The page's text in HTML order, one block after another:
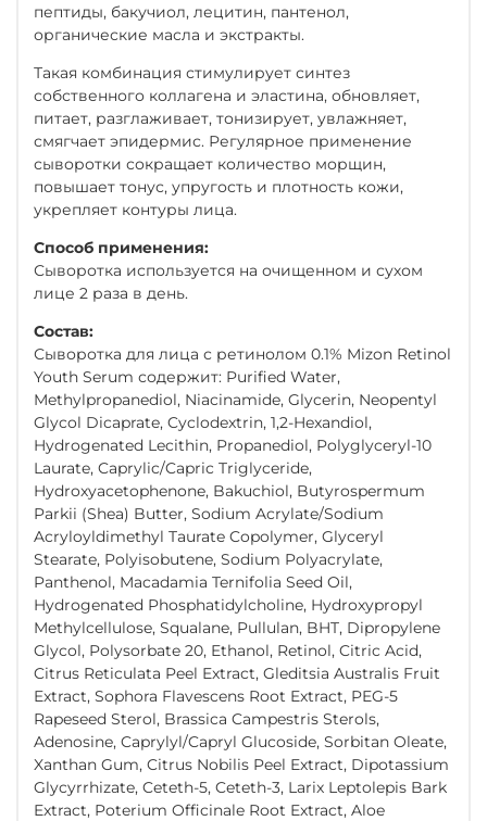
пептиды, бакучиол, лецитин, пантенол,
органические масла и экстракты.
Такая комбинация стимулирует синтез
собственного коллагена и эластина, обновляет,
питает, разглаживает, тонизирует, увлажняет,
смягчает эпидермис. Регулярное применение
сыворотки сокращает количество морщин,
повышает тонус, упругость и плотность кожи,
укрепляет контуры лица.
Способ применения:
Сыворотка используется на очищенном и сухом
лице 2 раза в день.
Состав:
Сыворотка для лица с ретинолом 0.1% Mizon Retinol
Youth Serum содержит: Purified Water,
Methylpropanediol, Niacinamide, Glycerin, Neopentyl
Glycol Dicaprate, Cyclodextrin, 1,2-Hexandiol,
Hydrogenated Lecithin, Propanediol, Polyglyceryl-10
Laurate, Caprylic/Capric Triglyceride,
Hydroxyacetophenone, Bakuchiol, Butyrospermum
Parkii (Shea) Butter, Sodium Acrylate/Sodium
Acryloyldimethyl Taurate Copolymer, Glyceryl
Stearate, Polyisobutene, Sodium Polyacrylate,
Panthenol, Macadamia Ternifolia Seed Oil,
Hydrogenated Phosphatidylcholine, Hydroxypropyl
Methylcellulose, Squalane, Pullulan, BHT, Dipropylene
Glycol, Polysorbate 20, Ethanol, Retinol, Citric Acid,
Citrus Reticulata Peel Extract, Gleditsia Australis Fruit
Extract, Sophora Flavescens Root Extract, PEG-5
Rapeseed Sterol, Brassica Campestris Sterols,
Adenosine, Caprylyl/Capryl Glucoside, Sorbitan Oleate,
Xanthan Gum, Citrus Nobilis Peel Extract, Dipotassium
Glycyrrhizate, Ceteth-5, Ceteth-3, Larix Leptolepis Bark
Extract, Poterium Officinale Root Extract, Aloe